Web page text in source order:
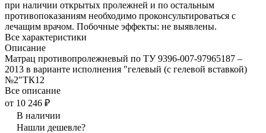
при наличии открытых пролежней и по остальным
противопоказаниям необходимо проконсультироваться с
лечащим врачом. Побочные эффекты: не выявлены.
Все характеристики
Описание
Матрац противопролежневый по ТУ 9396-007-97965187 –
2013 в варианте исполнения "гелевый (с гелевой вставкой)
№2"ТК12
Все описание
от 10 246 ₽
В наличии
Нашли дешевле?